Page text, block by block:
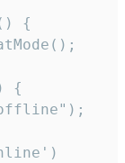
{
{